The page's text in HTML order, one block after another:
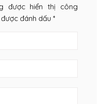
được hiển thị công
đánh dấu *